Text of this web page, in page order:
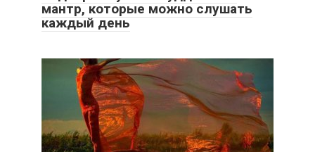
мантр, которые можно слушать
каждый день